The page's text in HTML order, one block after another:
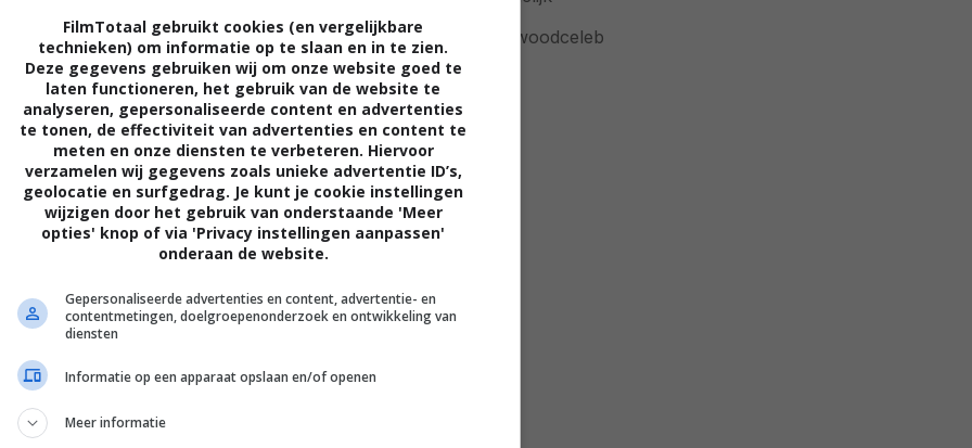
niets meer terugdraaien, waardoor de rest van
uit bijrollen bestaat. Goed kijken dus als je
A Real Pain kijkt, want Jennifer Grey speelt
de YouTube-video van ABC News.
VOLG FILMTOTAAL
jou
FilmTotaal gebruikt cookies (en vergelijkbare
technieken) om informatie op te slaan en in te zien.
Deze gegevens gebruiken wij om onze website goed te
laten functioneren, het gebruik van de website te
analyseren, gepersonaliseerde content en advertenties
te tonen, de effectiviteit van advertenties en content te
meten en onze diensten te verbeteren. Hiervoor
verzamelen wij gegevens zoals unieke advertentie ID’s,
geolocatie en surfgedrag. Je kunt je cookie instellingen
wijzigen door het gebruik van onderstaande 'Meer
opties' knop of via 'Privacy instellingen aanpassen'
onderaan de website.
Gepersonaliseerde advertenties en content, advertentie- en
contentmetingen, doelgroepenonderzoek en ontwikkeling van
diensten
Informatie op een apparaat opslaan en/of openen
Meer informatie